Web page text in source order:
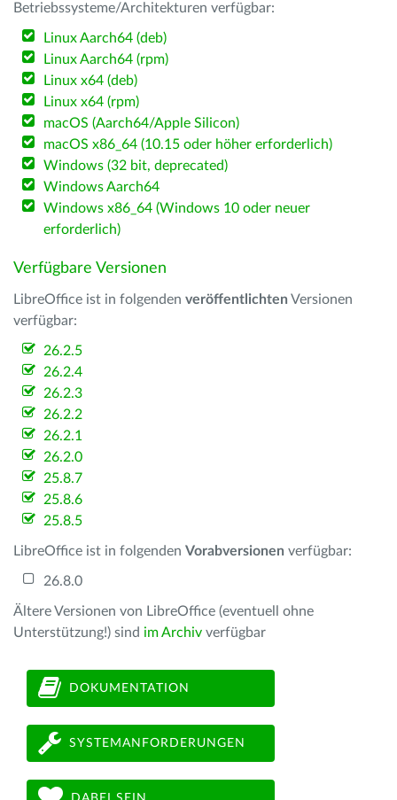
Betriebssysteme/Architekturen verfügbar:
Linux Aarch64 (deb)
Linux Aarch64 (rpm)
Linux x64 (deb)
Linux x64 (rpm)
macOS (Aarch64/Apple Silicon)
macOS x86_64 (10.15 oder höher erforderlich)
Windows (32 bit, deprecated)
Windows Aarch64
Windows x86_64 (Windows 10 oder neuer
erforderlich)
Verfügbare Versionen
LibreOffice ist in folgenden veröffentlichten Versionen
verfügbar:
26.2.5
26.2.4
26.2.3
26.2.2
26.2.1
26.2.0
25.8.7
25.8.6
25.8.5
LibreOffice ist in folgenden Vorabversionen verfügbar:
26.8.0
Ältere Versionen von LibreOffice (eventuell ohne
Unterstützung!) sind im Archiv verfügbar
DOKUMENTATION
SYSTEMANFORDERUNGEN